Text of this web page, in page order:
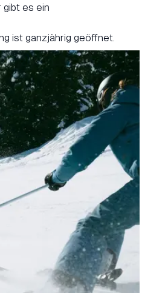
gibt es ein
ist ganzjährig geöffnet.